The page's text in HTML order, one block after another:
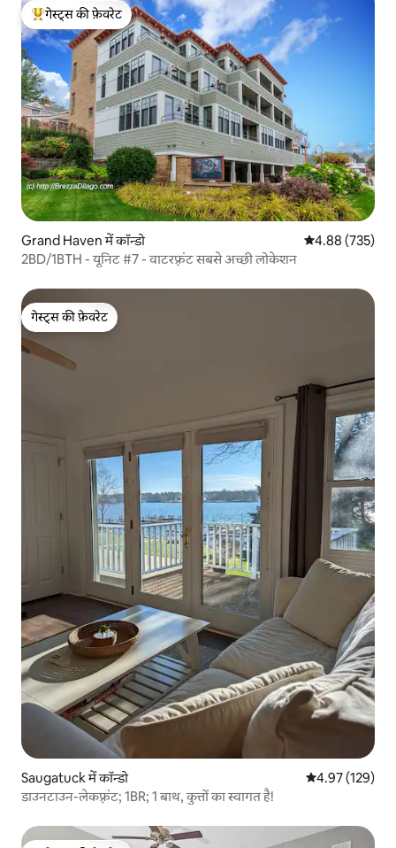
गेस्ट्स का टॉप फ़ेवरेट
गेस्ट्स की फ़ेवरेट
Grand Haven में कॉन्डो औसत रेटिंग 5 में से
4.88 (735)
2BD/1BTH - यूनिट #7 - वाटरफ़्रंट सबसे अच्छी लोकेशन
गेस्ट्स की फ़ेवरेट
गेस्ट्स की फ़ेवरेट
Saugatuck में कॉन्डो औसत रेटिंग 5 में से
4.97 (129)
डाउनटाउन-लेकफ़्रंट; 1BR; 1 बाथ, कुत्तों का स्वागत है!